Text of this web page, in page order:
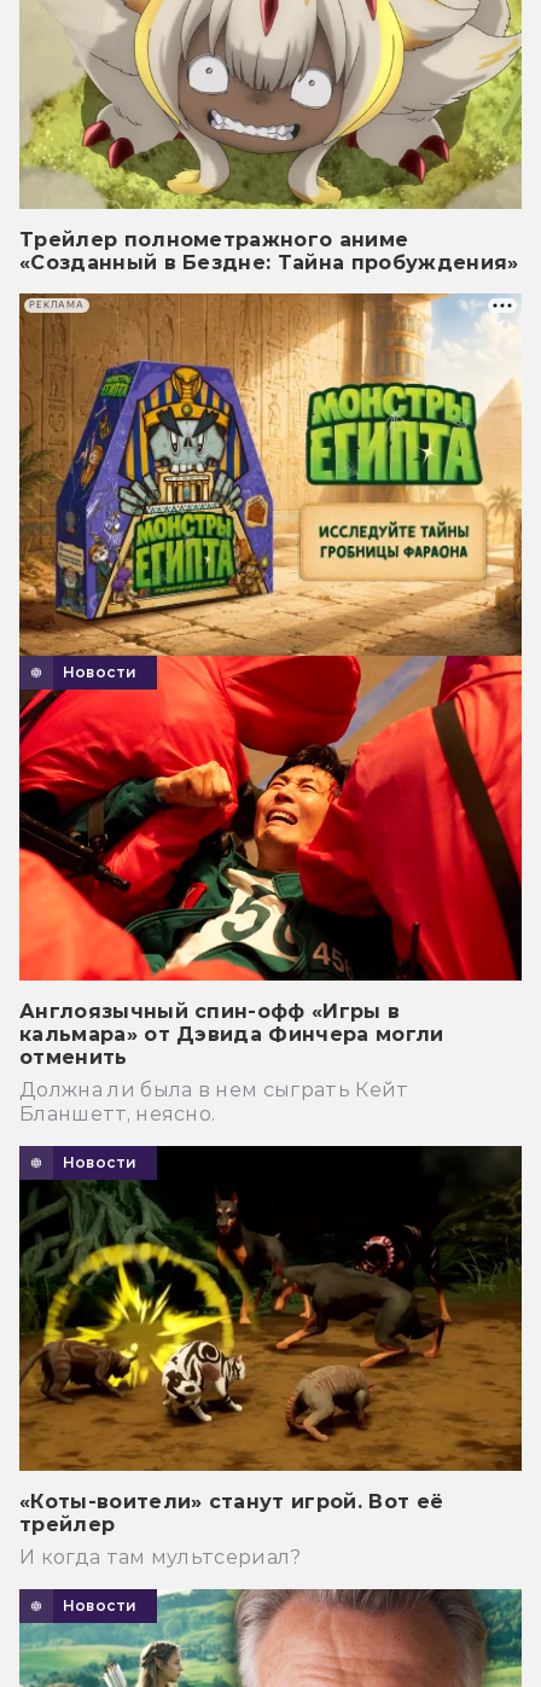
Трейлер полнометражного аниме
«Созданный в Бездне: Тайна пробуждения»
Новости
Англоязычный спин-офф «Игры в
кальмара» от Дэвида Финчера могли
отменить
Должна ли была в нем сыграть Кейт
Бланшетт, неясно.
Новости
«Коты-воители» станут игрой. Вот её
трейлер
И когда там мультсериал?
Новости
РЕКЛАМА